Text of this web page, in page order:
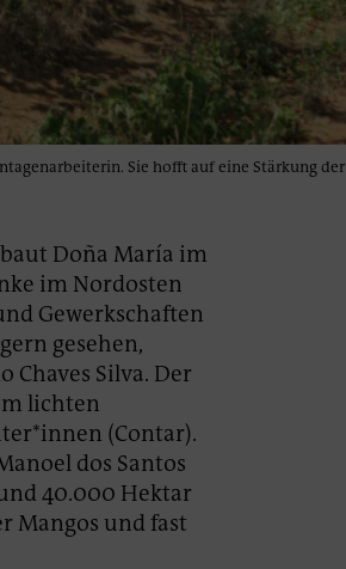
Sie hofft auf eine Stärkung der
Doña María im
im Nordosten
Gewerkschaften
gesehen,
Chaves Silva. Der
lichten
(Contar).
dos Santos
40.000 Hektar
Mangos und fast